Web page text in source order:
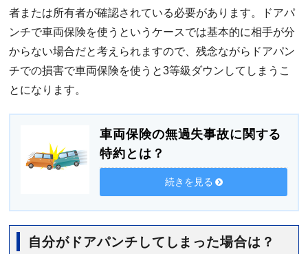
者または所有者が確認されている必要があります。ドアパ
ンチで車両保険を使うというケースでは基本的に相手が分
からない場合だと考えられますので、残念ながらドアパン
チでの損害で車両保険を使うと3等級ダウンしてしまうこ
とになります。
車両保険の無過失事故に関する
特約とは？
続きを見る
自分がドアパンチしてしまった場合は？